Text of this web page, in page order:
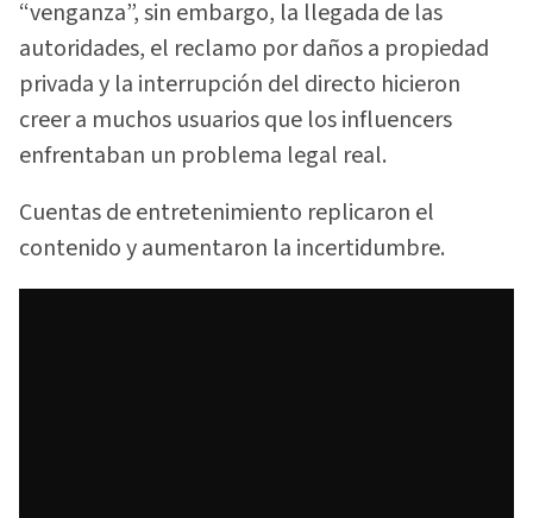
“venganza”, sin embargo, la llegada de las
autoridades, el reclamo por daños a propiedad
privada y la interrupción del directo hicieron
creer a muchos usuarios que los influencers
enfrentaban un problema legal real.
Cuentas de entretenimiento replicaron el
contenido y aumentaron la incertidumbre.